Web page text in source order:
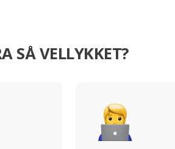
SÅ VELLYKKET?